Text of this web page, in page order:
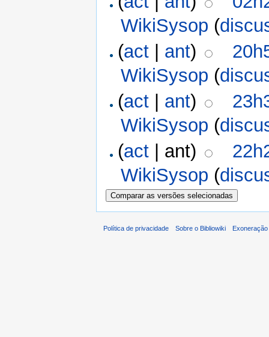
WikiSysop (
(act ant)
WikiSysop (
(act ant)
WikiSysop (
(act | ant)
WikiSysop (
Política de privacidade Sobre o Bibliowiki